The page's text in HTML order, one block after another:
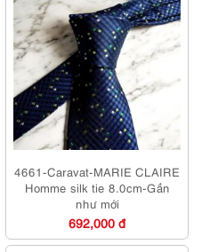
4661-Caravat-MARIE CLAIRE
Homme silk tie 8.0cm-Gần
như mới
692,000 đ